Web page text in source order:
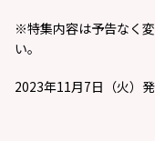
※特集内容は予告なく
い。
2023年11月7日（火）